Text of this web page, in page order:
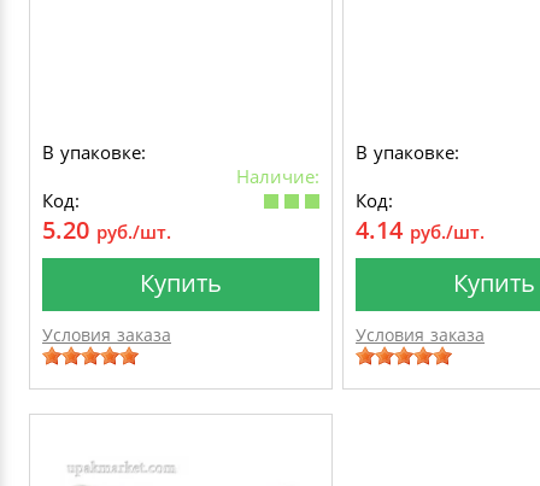
В упаковке:
Наличие:
Код:
5.20 руб./шт.
Купить
Условия заказа
В упаковке:
Код:
4.14 руб./шт.
Купить
Условия заказа